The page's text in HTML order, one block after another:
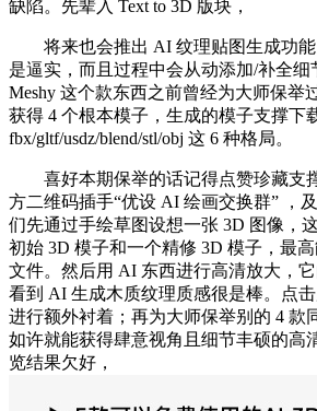
缺陷。先辈入 Text to 3D 版块，
将来也会推出 AI 纹理贴图生成功能
是逼实，而且过程中会从动添加/补全细
Meshy 这个款东西之前曾经为大师保举
获得 4 个根本模子，生成的模子支撑下
fbx/gltf/usdz/blend/stl/obj 这 6 种格局。
喜好本期保举的话记得点赞珍藏支
方二维码插手“优设 AI 绘画交换群” ，
们先通过手绘草图设想一张 3D 图像，
初始 3D 模子和一个精修 3D 模子，最
文件。然后用 AI 东西进行高清放大，
看到 AI 生成木质纹理质感很是棒。点
进行额外衬着；再为大师保举别的 4 款
如许就能获得肆意视角且细节丰硕的高
览结果欠好，